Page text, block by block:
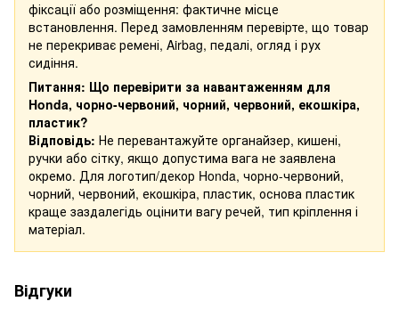
фіксації або розміщення: фактичне місце
встановлення. Перед замовленням перевірте, що товар
не перекриває ремені, Airbag, педалі, огляд і рух
сидіння.
Питання: Що перевірити за навантаженням для
Honda, чорно-червоний, чорний, червоний, екошкіра,
пластик?
Відповідь: Не перевантажуйте органайзер, кишені,
ручки або сітку, якщо допустима вага не заявлена
окремо. Для логотип/декор Honda, чорно-червоний,
чорний, червоний, екошкіра, пластик, основа пластик
краще заздалегідь оцінити вагу речей, тип кріплення і
матеріал.
Відгуки